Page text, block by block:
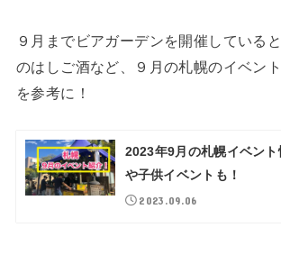
９月までビアガーデンを開催している
のはしご酒など、９月の札幌のイベン
を参考に！
2023年9月の札幌イベント
や子供イベントも！
2023.09.06